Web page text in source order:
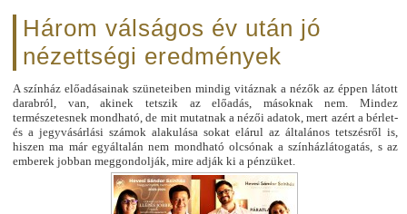
Három válságos év után jó
nézettségi eredmények
A színház előadásainak szüneteiben mindig vitáznak a nézők az éppen látott
darabról, van, akinek tetszik az előadás, másoknak nem. Mindez
természetesnek mondható, de mit mutatnak a nézői adatok, mert azért a bérlet-
és a jegyvásárlási számok alakulása sokat elárul az általános tetszésről is,
hiszen ma már egyáltalán nem mondható olcsónak a színházlátogatás, s az
emberek jobban meggondolják, mire adják ki a pénzüket.